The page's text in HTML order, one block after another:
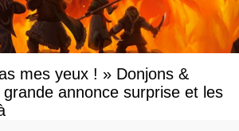
mes yeux ! » Donjons &
annonce surprise et les